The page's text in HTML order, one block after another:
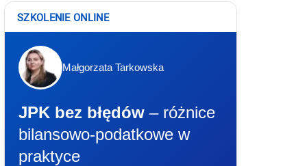
SZKOLENIE ONLINE
Małgorzata Tarkowska
JPK bez błędów – różnice
bilansowo-podatkowe w
praktyce